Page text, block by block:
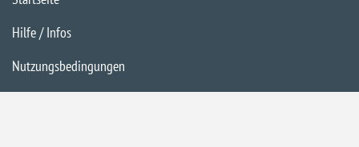
Hilfe / Infos
Nutzungsbedingungen